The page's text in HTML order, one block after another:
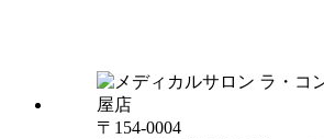
〒154-0004